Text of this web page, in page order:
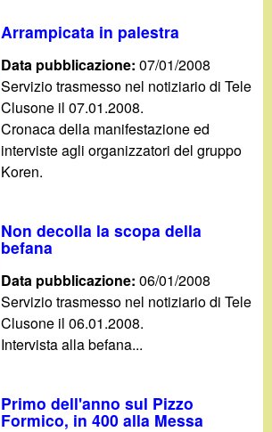
r
c
a
Arrampicata in palestra
Data pubblicazione:07/01/2008
Servizio trasmesso nel notiziario di Tele
Clusone il 07.01.2008.
Cronaca della manifestazione ed
interviste agli organizzatori del gruppo
Koren.
Non decolla la scopa della
befana
Data pubblicazione:06/01/2008
Servizio trasmesso nel notiziario di Tele
Clusone il 06.01.2008.
Intervista alla befana...
Primo dell'anno sul Pizzo
Formico, in 400 alla Messa